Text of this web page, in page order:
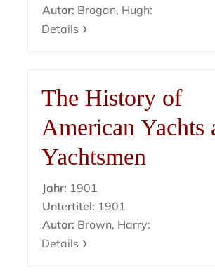
Autor: Brogan, Hugh:
Details
The History of
American Yachts
Yachtsmen
Jahr: 1901
Untertitel: 1901
Autor: Brown, Harry:
Details